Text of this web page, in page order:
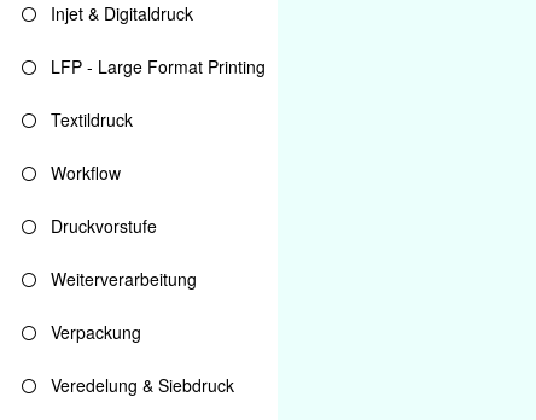
Injet & Digitaldruck
LFP - Large Format Printing
Textildruck
Workflow
Druckvorstufe
Weiterverarbeitung
Verpackung
Veredelung & Siebdruck